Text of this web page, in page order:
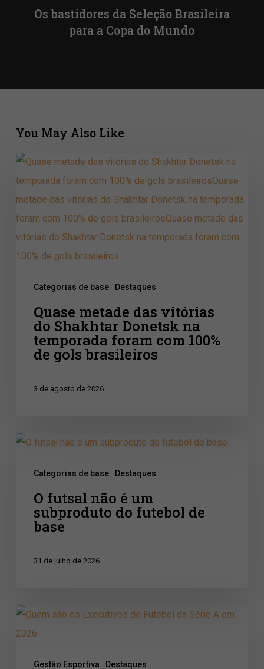
Os bastidores da Seleção Brasileira
para a Copa do Mundo
You May Also Like
Categorias de base Destaques
Quase
metade
das
vitórias
do
Shakhtar
temporada
foram
Quase metade das vitórias
do Shakhtar Donetsk na
temporada foram com 100%
de gols brasileiros
3 de agosto de 2026
Categorias de base Destaques
O
base
O futsal não é um
subproduto do futebol de
base
31 de julho de 2026
Gestão Esportiva Destaques
Quem
são